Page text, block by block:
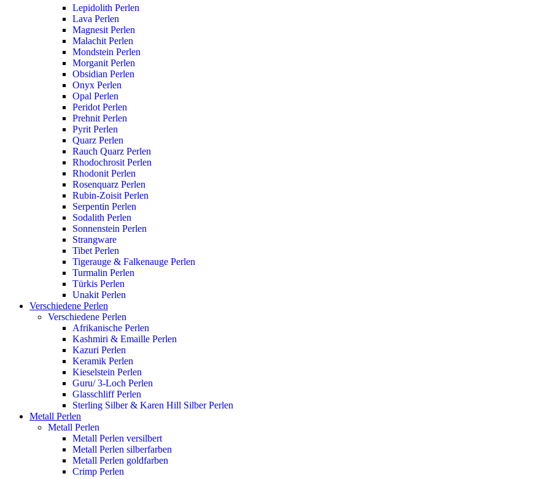
Lepidolith Perlen
Lava Perlen
Magnesit Perlen
Malachit Perlen
Mondstein Perlen
Morganit Perlen
Obsidian Perlen
Onyx Perlen
Opal Perlen
Peridot Perlen
Prehnit Perlen
Pyrit Perlen
Quarz Perlen
Rauch Quarz Perlen
Rhodochrosit Perlen
Rhodonit Perlen
Rosenquarz Perlen
Rubin-Zoisit Perlen
Serpentin Perlen
Sodalith Perlen
Sonnenstein Perlen
Strangware
Tibet Perlen
Tigerauge & Falkenauge Perlen
Turmalin Perlen
Türkis Perlen
Unakit Perlen
Verschiedene Perlen
Verschiedene Perlen
Afrikanische Perlen
Kashmiri & Emaille Perlen
Kazuri Perlen
Keramik Perlen
Kieselstein Perlen
Guru/ 3-Loch Perlen
Glasschliff Perlen
Sterling Silber & Karen Hill Silber Perlen
Metall Perlen
Metall Perlen
Metall Perlen versilbert
Metall Perlen silberfarben
Metall Perlen goldfarben
Crimp Perlen